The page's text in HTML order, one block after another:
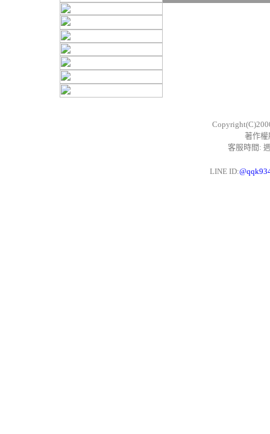
著作
客服時間:
LINE ID: